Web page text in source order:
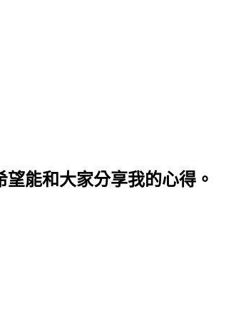
能和大家分享我的心得。